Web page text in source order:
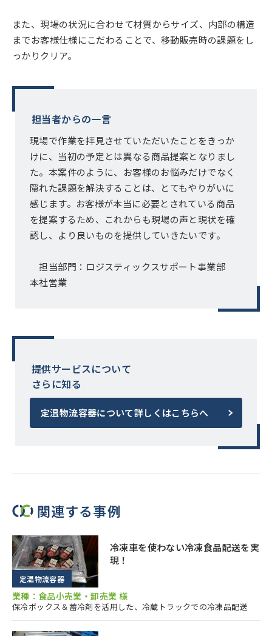
また、現場の状況に合わせて材質からサイズ、内部の構造
までお客様仕様にこだわることで、移動販売時の課題をし
っかりクリア。
担当者からの一言
現場で作業を拝見させていただいたことをきっか
けに、当初の予定とは異なる商品提案となりまし
た。本案件のように、お客様のお悩みだけでなく
隠れた課題を解決することは、とてもやりがいに
感じます。お客様が本当に必要とされている商品
を提案するため、これからも現場の声と現状を確
認し、より良いものを提供していきたいです。
担当部門：ロジスティックスサポート事業部
本社営業
提供サービスについて
さらに知る
定温物流容器について詳しくはこちらへ
関連する事例
定温物流容器
冷凍車を使わない冷凍食品配送を実
現！
業種：食品小売業・卸売業 様
保冷ボックス＆蓄冷剤を活用した、冷蔵トラックでの冷凍品配送